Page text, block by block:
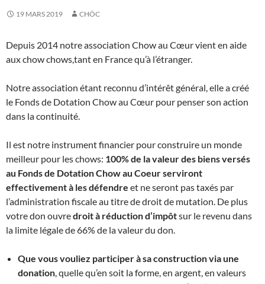
19 MARS 2019 CHÔC
Depuis 2014 notre association Chow au Cœur vient en aide
aux chow chows,tant en France qu’à l’étranger.
Notre association étant reconnu d’intérêt général, elle a créé
le Fonds de Dotation Chow au Cœur pour penser son action
dans la continuité.
Il est notre instrument financier pour construire un monde
meilleur pour les chows: 100% de la valeur des biens versés
au Fonds de Dotation Chow au Coeur serviront
effectivement à les défendre et ne seront pas taxés par
l’administration fiscale au titre de droit de mutation. De plus
votre don ouvredroit à réduction d’impôtsur le revenu dans
la limite légale de 66% de la valeur du don.
Que vous vouliez participer à sa construction via une
donation , quelle qu’en soit la forme, en argent, en valeurs